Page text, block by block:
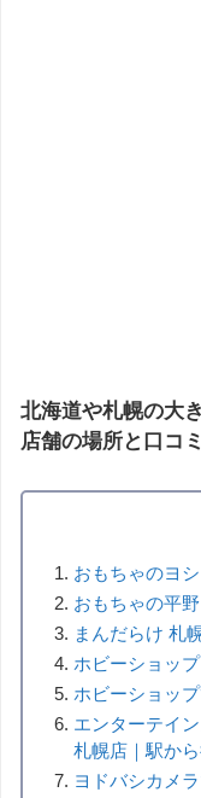
北海道や札幌の大
店舗の場所と口コ
おもちゃのヨ
おもちゃの平
まんだらけ 札
ホビーショッ
ホビーショッ
エンターテイ
札幌店｜駅か
ヨドバシカメ